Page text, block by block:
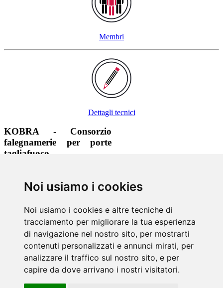
Noi usiamo i cookies
Noi usiamo i cookies e altre tecniche di
tracciamento per migliorare la tua esperienza
di navigazione nel nostro sito, per mostrarti
contenuti personalizzati e annunci mirati, per
analizzare il traffico sul nostro sito, e per
capire da dove arrivano i nostri visitatori.
Membri
Dettagli tecnici
KOBRA - Consorzio
falegnamerie per porte
tagliafuoco
+39 0471 323210
www.kobra.bz
Via di mezzo ai piani, 7 | 39100
Bolzano
Informazioni
Colofone
& Privacy
Sitemap
Login